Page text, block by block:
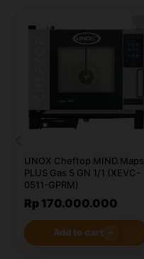
UNOX Cheftop MIND.Maps
PLUS Gas 5 GN 1/1 (XEVC-
0511-GPRM)
Rp 170.000.000
Add to cart ＋